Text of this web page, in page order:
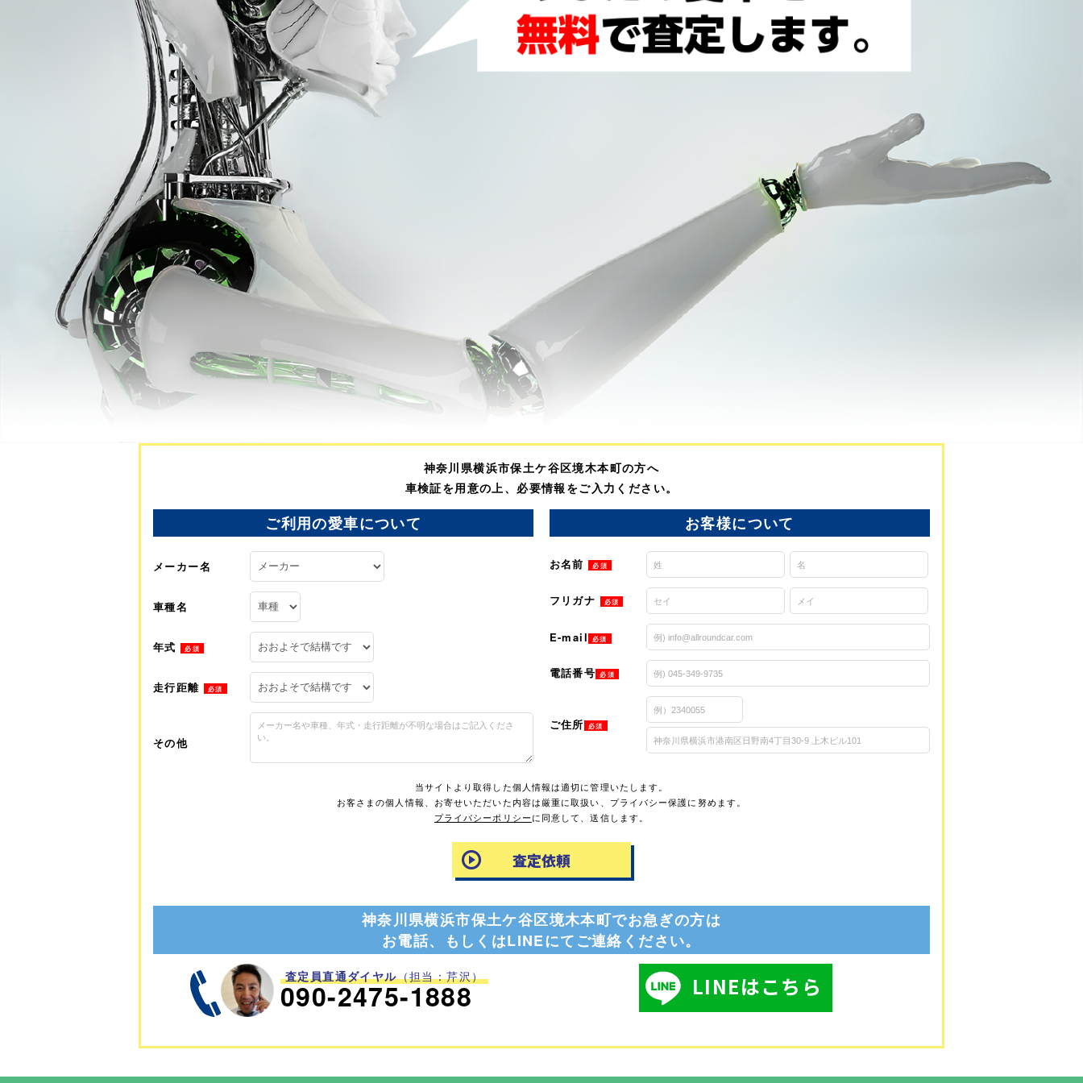
神奈川県横浜市保土ケ谷区境木本町の方へ
車検証を用意の上、必要情報をご入力ください。
ご利用の愛車について
メーカー名
車種名
年式 必須
走行距離 必須
その他
お客様について
お名前 必須
フリガナ 必須
E-mail 必須
電話番号 必須
ご住所 必須
当サイトより取得した個人情報は適切に管理いたします。
お客さまの個人情報、お寄せいただいた内容は厳重に取扱い、プライバシー保護に努めます。
プライバシーポリシーに同意して、送信します。
神奈川県横浜市保土ケ谷区境木本町でお急ぎの方は
お電話、もしくはLINEにてご連絡ください。
査定員直通ダイヤル（担当：芹沢）
090-2475-1888 LINEはこちら